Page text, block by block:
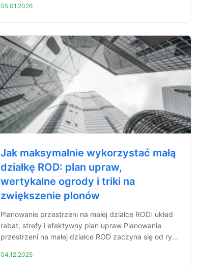
05.01.2026
Jak maksymalnie wykorzystać małą
działkę ROD: plan upraw,
wertykalne ogrody i triki na
zwiększenie plonów
Planowanie przestrzeni na małej działce ROD: układ
rabat, strefy i efektywny plan upraw Planowanie
przestrzeni na małej działce ROD zaczyna się od ry...
04.12.2025